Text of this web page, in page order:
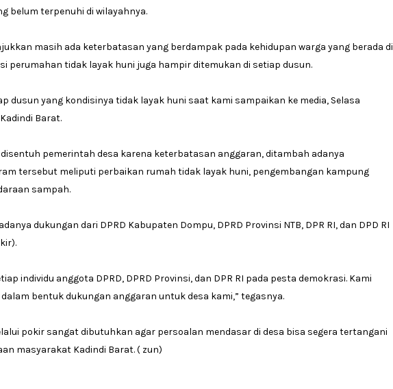
belum terpenuhi di wilayahnya.
masih ada keterbatasan yang berdampak pada kehidupan warga yang berada di
perumahan tidak layak huni juga hampir ditemukan di setiap dusun.
dusun yang kondisinya tidak layak huni saat kami sampaikan ke media, Selasa
Barat.
pemerintah desa karena keterbatasan anggaran, ditambah adanya
tersebut meliputi perbaikan rumah tidak layak huni, pengembangan kampung
sampah.
dukungan dari DPRD Kabupaten Dompu, DPRD Provinsi NTB, DPR RI, dan DPD RI
individu anggota DPRD, DPRD Provinsi, dan DPR RI pada pesta demokrasi. Kami
bentuk dukungan anggaran untuk desa kami,” tegasnya.
pokir sangat dibutuhkan agar persoalan mendasar di desa bisa segera tertangani
masyarakat Kadindi Barat. ( zun)